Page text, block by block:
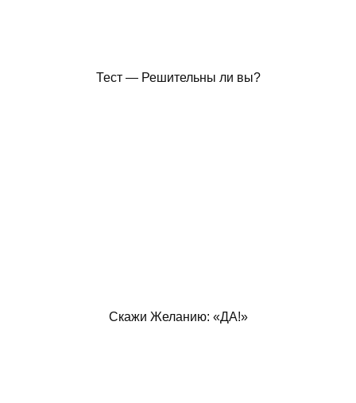
Тест — Решительны ли вы?
Скажи Желанию: «ДА!»